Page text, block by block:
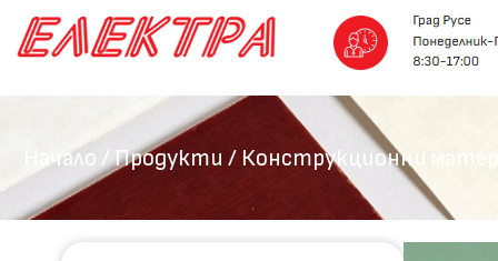
Към
съдържанието
Начало /Продукти / Конструкционни